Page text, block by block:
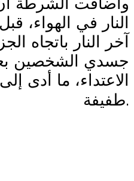
وأضافت الشرطة
النار في الهواء،
آخر النار باتجاه
جسدي الشخصين
الاعتداء، ما أدى
طفيفة.